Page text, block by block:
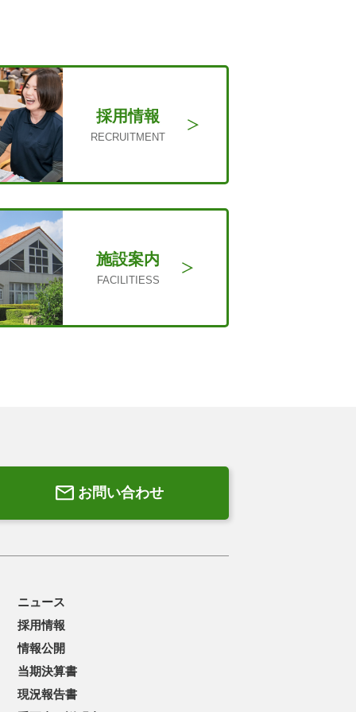
採用情報
RECRUITMENT
施設案内
FACILITIESS
お問い合わせ
ニュース
採用情報
情報公開
当期決算書
現況報告書